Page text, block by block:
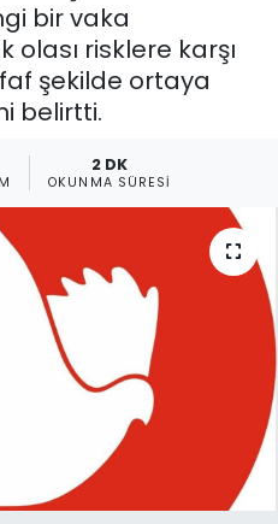
bir vaka
olası risklere karşı
şekilde ortaya
belirtti.
2 DK
OKUNMA SÜRESI